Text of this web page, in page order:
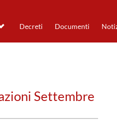
Decreti Documenti
Settembre